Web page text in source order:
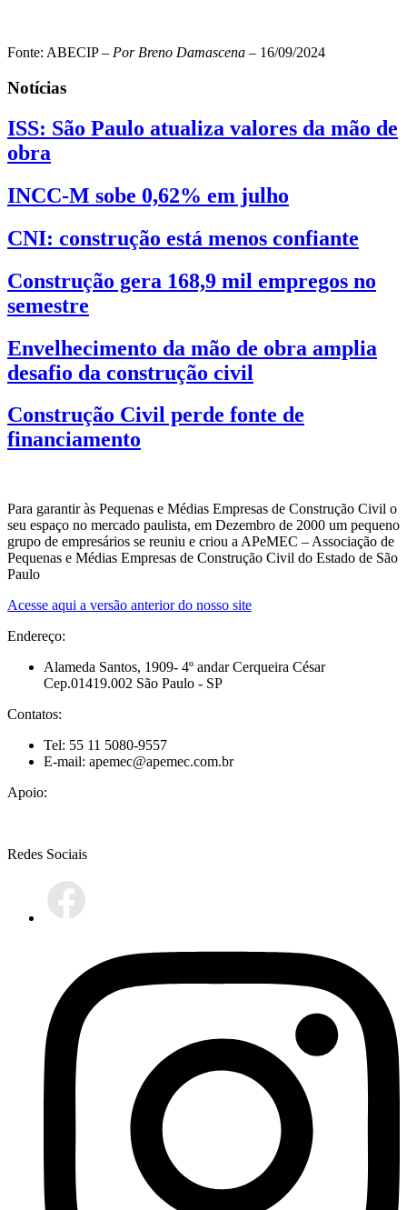
Fonte: ABECIP – Por Breno Damascena – 16/09/2024
Notícias
ISS: São Paulo atualiza valores da mão de
obra
INCC-M sobe 0,62% em julho
CNI: construção está menos confiante
Construção gera 168,9 mil empregos no
semestre
Envelhecimento da mão de obra amplia
desafio da construção civil
Construção Civil perde fonte de
financiamento
Para garantir às Pequenas e Médias Empresas de Construção Civil o
seu espaço no mercado paulista, em Dezembro de 2000 um pequeno
grupo de empresários se reuniu e criou a APeMEC – Associação de
Pequenas e Médias Empresas de Construção Civil do Estado de São
Paulo
Acesse aqui a versão anterior do nosso site
Endereço:
Alameda Santos, 1909- 4º andar Cerqueira César
Cep.01419.002 São Paulo - SP
Contatos:
Tel: 55 11 5080-9557
E-mail: apemec@apemec.com.br
Apoio:
Redes Sociais